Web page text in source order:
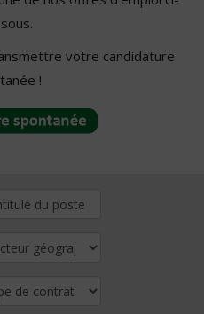
votre candidature
!